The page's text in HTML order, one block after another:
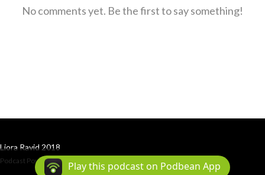
No comments yet. Be the first to say something!
Liora Ravid 2018
Podcast Powered By Podbean
Play this podcast on Podbean App